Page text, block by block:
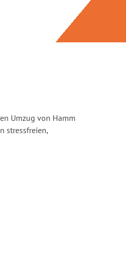
Umzug von Hamm
stressfreien,